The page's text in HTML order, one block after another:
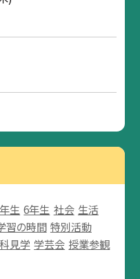
生 6年生 社会 生活
習の時間 特別活動
見学 学芸会 授業参観